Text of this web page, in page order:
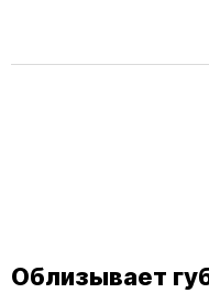
Облизывает